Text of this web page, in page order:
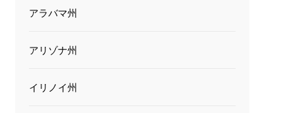
アラバマ州
アリゾナ州
イリノイ州